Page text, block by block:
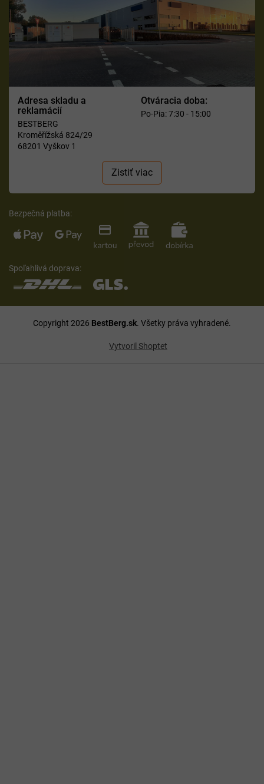
Adresa skladu a
reklamácií
BESTBERG
Kroměřížská 824/29
68201 Vyškov 1
Otváracia doba:
Po-Pia: 7:30 - 15:00
Zistiť viac
Bezpečná platba:
Spoľahlivá doprava:
Vytvoril Shoptet
Copyright 2026 BestBerg.sk. Všetky práva vyhradené.